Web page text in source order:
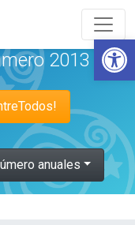
Abrir
2013
anuales